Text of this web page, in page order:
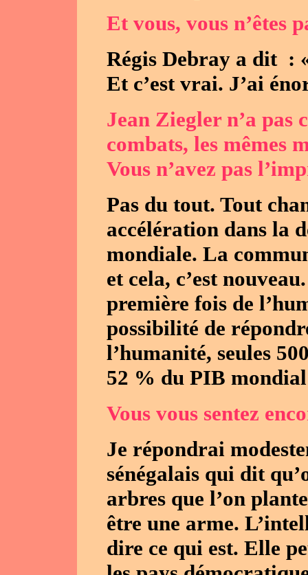
Et vous, vous n’êtes
Régis Debray a dit :
Et c’est vrai. J’ai
Jean Ziegler n’a pas
combats, les mêmes
Vous n’avez pas
Pas du tout. Tout
accélération dans la
mondiale. La
et cela, c’est
première fois de
possibilité de
l’humanité, seules
52 % du PIB
Vous vous sentez
Je répondrai
sénégalais qui dit
arbres que l’on
être une arme.
dire ce qui est. Elle